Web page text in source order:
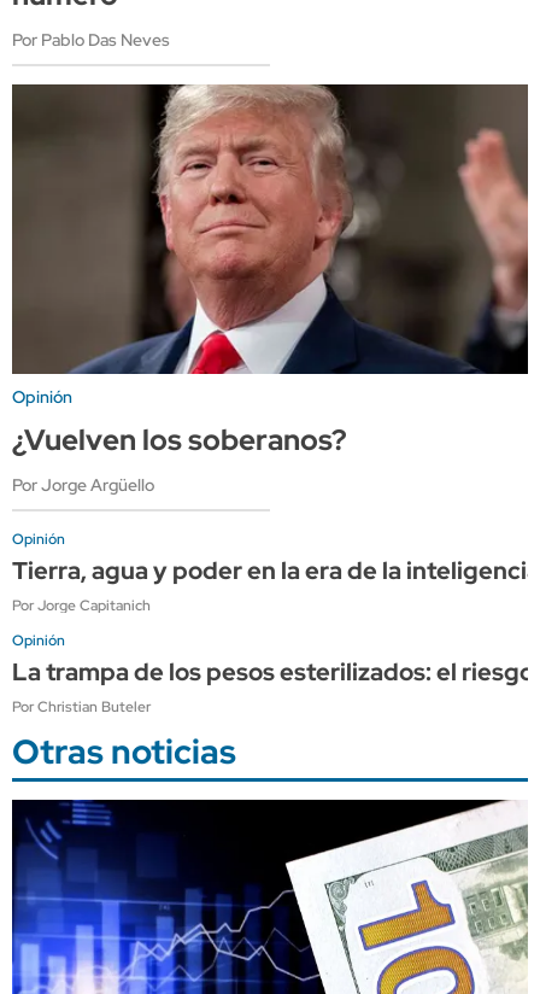
Por Pablo Das Neves
Opinión
¿Vuelven los soberanos?
Por Jorge Argüello
Opinión
Tierra, agua y poder en la era de la
Por Jorge Capitanich
Opinión
La trampa de los pesos esterilizados: el
Por Christian Buteler
Otras noticias